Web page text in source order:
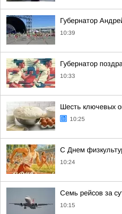
Губернатор
10:39
Губернатор
10:33
Шесть ключевых
10:25
С Днем
10:24
Семь рейсов за
10:15